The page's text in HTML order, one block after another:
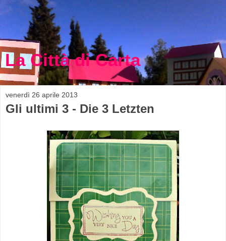
La Città di Carta
venerdì 26 aprile 2013
Gli ultimi 3 - Die 3 Letzten